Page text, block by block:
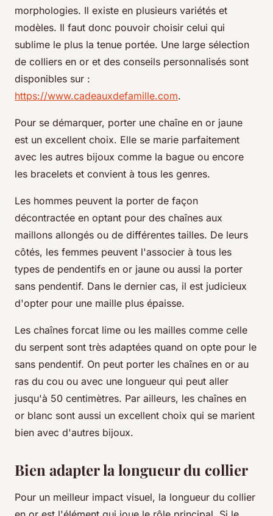
morphologies. Il existe en plusieurs variétés et
modèles. Il faut donc pouvoir choisir celui qui
sublime le plus la tenue portée. Une large sélection
de colliers en or et des conseils personnalisés sont
disponibles sur :
https://www.cadeauxdefamille.com.
Pour se démarquer, porter une chaîne en or jaune
est un excellent choix. Elle se marie parfaitement
avec les autres bijoux comme la bague ou encore
les bracelets et convient à tous les genres.
Les hommes peuvent la porter de façon
décontractée en optant pour des chaînes aux
maillons allongés ou de différentes tailles. De leurs
côtés, les femmes peuvent l'associer à tous les
types de pendentifs en or jaune ou aussi la porter
sans pendentif. Dans le dernier cas, il est judicieux
d'opter pour une maille plus épaisse.
Les chaînes forcat lime ou les mailles comme celle
du serpent sont très adaptées quand on opte pour le
sans pendentif. On peut porter les chaînes en or au
ras du cou ou avec une longueur qui peut aller
jusqu'à 50 centimètres. Par ailleurs, les chaînes en
or blanc sont aussi un excellent choix qui se marient
bien avec d'autres bijoux.
Bien adapter la longueur du collier
Pour un meilleur impact visuel, la longueur du collier